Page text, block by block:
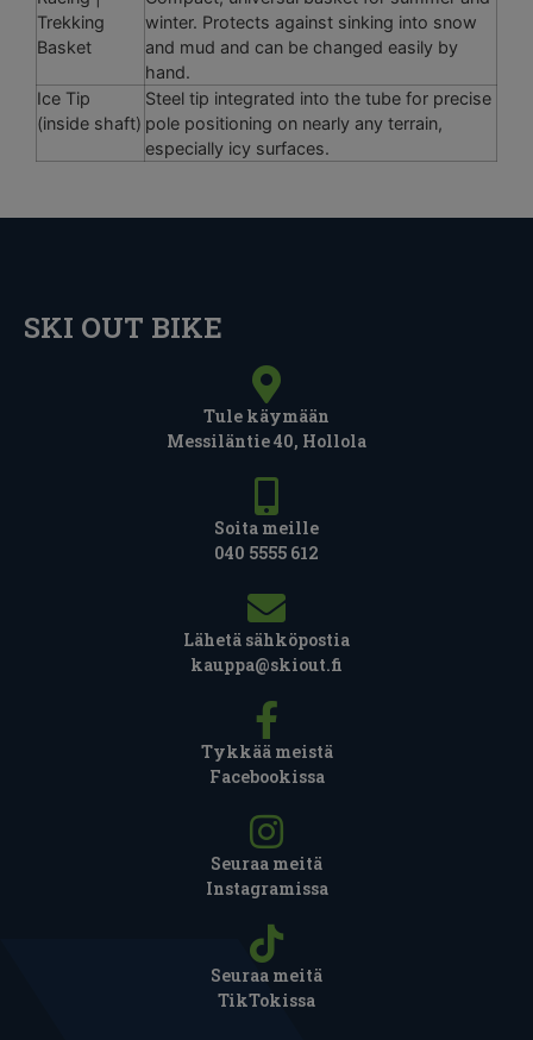
Trekking
Basket
winter. Protects against sinking into snow
and mud and can be changed easily by
hand.
Ice Tip
(inside shaft)
Steel tip integrated into the tube for precise
pole positioning on nearly any terrain,
especially icy surfaces.
SKI OUT BIKE
Tule käymään
Messiläntie 40, Hollola
Soita meille
040 5555 612
Lähetä sähköpostia
kauppa@skiout.fi
Tykkää meistä
Facebookissa
Seuraa meitä
Instagramissa
Seuraa meitä
TikTokissa